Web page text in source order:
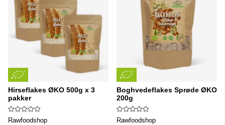
Hirseflakes ØKO 500g x 3
pakker
Rawfoodshop
Boghvedeflakes Sprøde ØKO
200g
Rawfoodshop